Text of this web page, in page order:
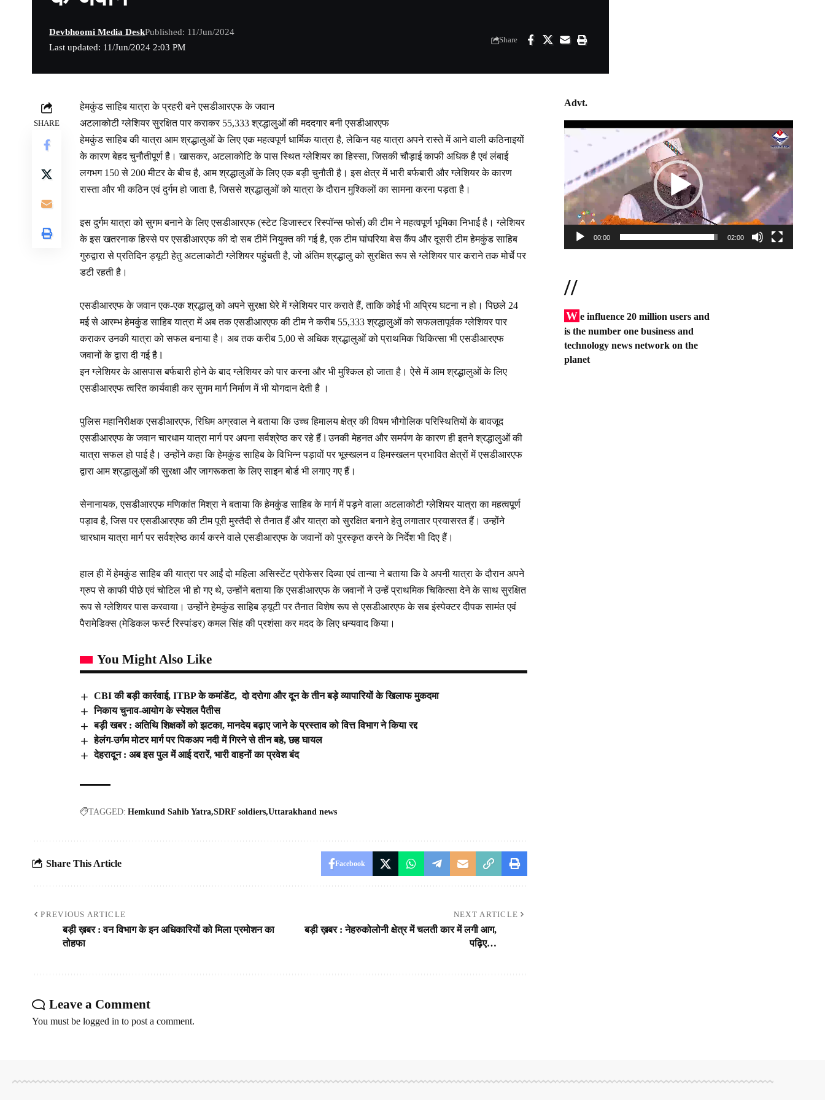
Last updated: 11/Jun/2024 2:03 PM
Devbhoomi Media DeskPublished: 11/Jun/2024
Share
SHARE
हेमकुंड साहिब यात्रा के प्रहरी बने एसडीआरएफ के जवान
अटलाकोटी ग्लेशियर सुरक्षित पार कराकर 55,333 श्रद्धालुओं की मददगार बनी एसडीआरएफ
हेमकुंड साहिब की यात्रा आम श्रद्धालुओं के लिए एक महत्वपूर्ण धार्मिक यात्रा है, लेकिन यह यात्रा अपने रास्ते में आने वाली कठिनाइयों
के कारण बेहद चुनौतीपूर्ण है। खासकर, अटलाकोटि के पास स्थित ग्लेशियर का हिस्सा, जिसकी चौड़ाई काफी अधिक है एवं लंबाई
लगभग 150 से 200 मीटर के बीच है, आम श्रद्धालुओं के लिए एक बड़ी चुनौती है। इस क्षेत्र में भारी बर्फबारी और ग्लेशियर के कारण
रास्ता और भी कठिन एवं दुर्गम हो जाता है, जिससे श्रद्धालुओं को यात्रा के दौरान मुश्किलों का सामना करना पड़ता है।
इस दुर्गम यात्रा को सुगम बनाने के लिए एसडीआरएफ (स्टेट डिजास्टर रिस्पॉन्स फोर्स) की टीम ने महत्वपूर्ण भूमिका निभाई है। ग्लेशियर
के इस खतरनाक हिस्से पर एसडीआरएफ की दो सब टीमें नियुक्त की गई है, एक टीम घांघरिया बेस कैंप और दूसरी टीम हेमकुंड साहिब
गुरुद्वारा से प्रतिदिन ड्यूटी हेतु अटलाकोटी ग्लेशियर पहुंचती है, जो अंतिम श्रद्धालु को सुरक्षित रूप से ग्लेशियर पार कराने तक मोर्चे पर
डटी रहती है।
एसडीआरएफ के जवान एक-एक श्रद्धालु को अपने सुरक्षा घेरे में ग्लेशियर पार कराते हैं, ताकि कोई भी अप्रिय घटना न हो। पिछले 24
मई से आरम्भ हेमकुंड साहिब यात्रा में अब तक एसडीआरएफ की टीम ने करीब 55,333 श्रद्धालुओं को सफलतापूर्वक ग्लेशियर पार
कराकर उनकी यात्रा को सफल बनाया है। अब तक करीब 5,00 से अधिक श्रद्धालुओं को प्राथमिक चिकित्सा भी एसडीआरएफ
जवानों के द्वारा दी गई है l
इन ग्लेशियर के आसपास बर्फबारी होने के बाद ग्लेशियर को पार करना और भी मुश्किल हो जाता है। ऐसे में आम श्रद्धालुओं के लिए
एसडीआरएफ त्वरित कार्यवाही कर सुगम मार्ग निर्माण में भी योगदान देती है ।
पुलिस महानिरीक्षक एसडीआरएफ, रिधिम अग्रवाल ने बताया कि उच्च हिमालय क्षेत्र की विषम भौगोलिक परिस्थितियों के बावजूद
एसडीआरएफ के जवान चारधाम यात्रा मार्ग पर अपना सर्वश्रेष्ठ कर रहे हैं l उनकी मेहनत और समर्पण के कारण ही इतने श्रद्धालुओं की
यात्रा सफल हो पाई है। उन्होंने कहा कि हेमकुंड साहिब के विभिन्न पड़ावों पर भूस्खलन व हिमस्खलन प्रभावित क्षेत्रों में एसडीआरएफ
द्वारा आम श्रद्धालुओं की सुरक्षा और जागरूकता के लिए साइन बोर्ड भी लगाए गए हैं।
सेनानायक, एसडीआरएफ मणिकांत मिश्रा ने बताया कि हेमकुंड साहिब के मार्ग में पड़ने वाला अटलाकोटी ग्लेशियर यात्रा का महत्वपूर्ण
पड़ाव है, जिस पर एसडीआरएफ की टीम पूरी मुस्तैदी से तैनात हैं और यात्रा को सुरक्षित बनाने हेतु लगातार प्रयासरत हैं। उन्होंने
चारधाम यात्रा मार्ग पर सर्वश्रेष्ठ कार्य करने वाले एसडीआरएफ के जवानों को पुरस्कृत करने के निर्देश भी दिए हैं।
हाल ही में हेमकुंड साहिब की यात्रा पर आईं दो महिला असिस्टेंट प्रोफेसर दिव्या एवं तान्या ने बताया कि वे अपनी यात्रा के दौरान अपने
ग्रुप से काफी पीछे एवं चोटिल भी हो गए थे, उन्होंने बताया कि एसडीआरएफ के जवानों ने उन्हें प्राथमिक चिकित्सा देने के साथ सुरक्षित
रूप से ग्लेशियर पास करवाया। उन्होंने हेमकुंड साहिब ड्यूटी पर तैनात विशेष रूप से एसडीआरएफ के सब इंस्पेक्टर दीपक सामंत एवं
पैरामेडिक्स (मेडिकल फर्स्ट रिस्पांडर) कमल सिंह की प्रशंसा कर मदद के लिए धन्यवाद किया।
You Might Also Like
CBI की बड़ी कार्रवाई, ITBP के कमांडेंट, दो दरोगा और दून के तीन बड़े व्यापारियों के खिलाफ मुकदमा
निकाय चुनाव-आयोग के स्पेशल पैतीस
बड़ी खबर : अतिथि शिक्षकों को झटका, मानदेय बढ़ाए जाने के प्रस्ताव को वित्त विभाग ने किया रद्द
हेलंग-उर्गम मोटर मार्ग पर पिकअप नदी में गिरने से तीन बहे, छह घायल
देहरादून : अब इस पुल में आई दरारें, भारी वाहनों का प्रवेश बंद
TAGGED: Hemkund Sahib Yatra SDRF soldiers Uttarakhand news
Share This Article Facebook
PREVIOUS ARTICLE
बड़ी ख़बर : वन विभाग के इन अधिकारियों को मिला प्रमोशन का
तोहफा
NEXT ARTICLE
बड़ी ख़बर : नेहरुकोलोनी क्षेत्र में चलती कार में लगी आग,
पढ़िए…
Leave a Comment
You must be logged in to post a comment.
Advt.
Video
00:00 02:00
//
W e influence 20 million users and
is the number one business and
technology news network on the
planet